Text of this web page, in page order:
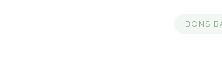
BONS